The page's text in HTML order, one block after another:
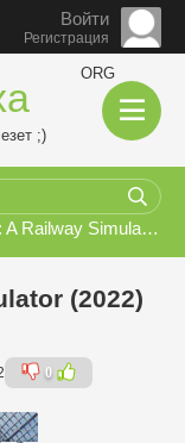
Войти
Регистрация
ORG
;)
Simulator (2022) PC
(2022)
0